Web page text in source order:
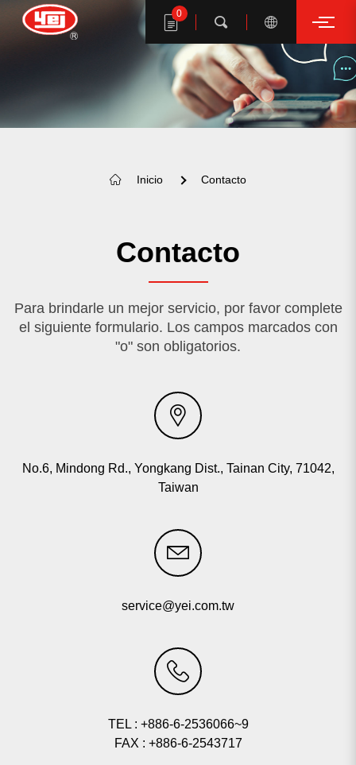
0
Buscar
SUGERENCIA DE PALABRAS CLAVE
Máquina de película soplada
Otras líneas de procesamiento de plásticos
Resultado de búsqueda
resultado encontrado
Inicio Contacto
Contacto
Para brindarle un mejor servicio, por favor complete
el siguiente formulario. Los campos marcados con
"o" son obligatorios.
No.6, Mindong Rd., Yongkang Dist., Tainan City, 71042,
Taiwan
service@yei.com.tw
TEL : +886-6-2536066~9
FAX : +886-6-2543717